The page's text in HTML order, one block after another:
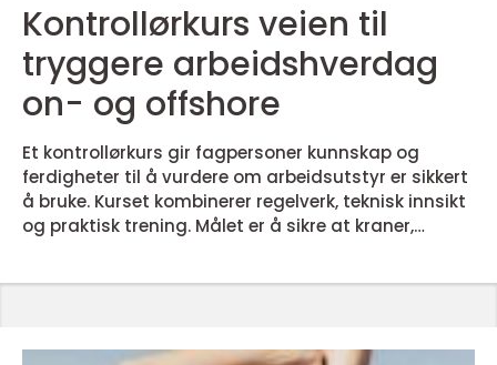
Kontrollørkurs veien til
tryggere arbeidshverdag
on- og offshore
Et kontrollørkurs gir fagpersoner kunnskap og
ferdigheter til å vurdere om arbeidsutstyr er sikkert
å bruke. Kurset kombinerer regelverk, teknisk innsikt
og praktisk trening. Målet er å sikre at kraner,
opplæringsplaner, tydelige læringsmål og erfarne